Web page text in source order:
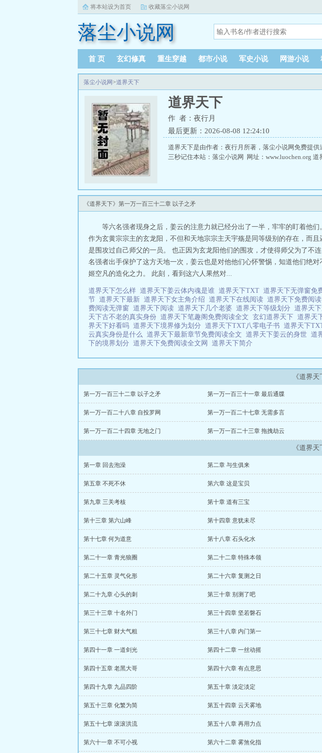
将本站设为首页 收藏落尘小说网
落尘小说网
首 页 玄幻修真 重生穿越 都市小说 军史小说 网游小说
落尘小说网>道界天下
道界天下
作 者：夜行月
最后更新：2026-08-08 12:24:10
道界天下是由作者：夜行月所著，落尘小说网免费提供
三秒记住本站：落尘小说网 网址：www.luochen.org 道
《道界天下》第一万一百三十二章 以子之矛
等六名强者现身之后，姜云的注意力就已经分出了一半，牢牢的盯着他
作为玄黄宗宗主的玄龙阳，不但和天地宗宗主天宇殇是同等级别的存在，而
是围攻过自己师父的一员。 也正因为玄龙阳他们的围攻，才使得师父为了不
名强者出手保护了这方天地一次，姜云也是对他他们心怀警惕，知道他们绝
姬空凡的造化之力。 此刻，看到这六人果然对...
道界天下怎么样 道界天下姜云体内魂是谁 道界天下TXT 道界天下无弹窗免
节 道界天下最新 道界天下女主角介绍 道界天下在线阅读 道界天下免费阅读
费阅读无弹窗 道界天下阅读 道界天下几个老婆 道界天下等级划分 道界天
天下古不老的真实身份 道界天下笔趣阁免费阅读全文 玄幻道界天下 道界天
界天下好看吗 道界天下境界修为划分 道界天下TXT八零电子书 道界天下
云真实身份是什么 道界天下最新章节免费阅读全文 道界天下姜云的身世 道
下的境界划分 道界天下免费阅读全文网 道界天下简介
《道界
第一万一百三十二章 以子之矛 第一万一百三十一章 最后通牒
第一万一百二十八章 自投罗网 第一万一百二十七章 无需多言
第一万一百二十四章 无地之门 第一万一百二十三章 拖拽劫云
《道界
第一章 回去泡澡 第二章 与生俱来
第五章 不死不休 第六章 这是宝贝
第九章 三关考核 第十章 道有三宝
第十三章 第六山峰 第十四章 意犹未尽
第十七章 何为道意 第十八章 石头化水
第二十一章 青光狼圈 第二十二章 特殊本领
第二十五章 灵气化形 第二十六章 复测之日
第二十九章 心头的刺 第三十章 别测了吧
第三十三章 十名外门 第三十四章 坚若磐石
第三十七章 财大气粗 第三十八章 内门第一
第四十一章 一道剑光 第四十二章 一丝动摇
第四十五章 老黑大哥 第四十六章 有点意思
第四十九章 九品四阶 第五十章 淡定淡定
第五十三章 化繁为简 第五十四章 云天雾地
第五十七章 滚滚洪流 第五十八章 再用力点
第六十一章 不可小视 第六十二章 雾煞化指